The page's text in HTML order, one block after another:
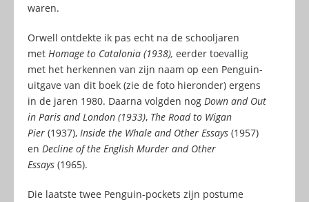
waren.
Orwell ontdekte ik pas echt na de schooljaren
met Homage to Catalonia (1938), eerder toevallig
met het herkennen van zijn naam op een Penguin-
uitgave van dit boek (zie de foto hieronder) ergens
in de jaren 1980. Daarna volgden nog Down and Out
in Paris and London (1933), The Road to Wigan
Pier (1937), Inside the Whale and Other Essays (1957)
en Decline of the English Murder and Other
Essays (1965).
Die laatste twee Penguin-pockets zijn postume